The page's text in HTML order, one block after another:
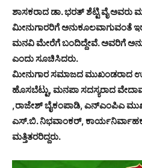
ಶಾಸಕರಾದ ಡಾ. ಭರತ್ ಶೆಟ್ಟಿ ವೈ ಅವರು
ಮೀನುಗಾರರಿಗೆ ಅನುಕೂಲವಾಗುವಂತೆ
ಮನವಿ ಮೇರೆಗೆ ಬಂದಿದ್ದೇವೆ. ಅವರಿಗೆ
ಎಂದು ಸೂಚಿಸಿದರು.
ಮೀನುಗಾರ ಸಮಾಜದ ಮುಖಂಡರಾದ
ಹೊಸಬೆಟ್ಟು, ಮನಪಾ ಸದಸ್ಯರಾದ
,ರಾಜೇಶ್ ಬೈಕಂಪಾಡಿ, ಎನ್‌ಎಂಪಿಎ
ಎಸ್.ಬಿ. ನಿಭವಾಂಕರ್,
ಮತ್ತಿತರರಿದ್ದರು.